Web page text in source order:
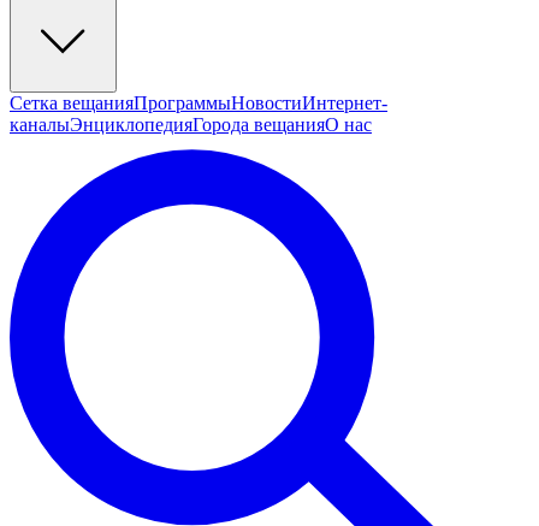
Сетка вещанияПрограммыНовостиИнтернет-
каналыЭнциклопедияГорода вещанияО нас